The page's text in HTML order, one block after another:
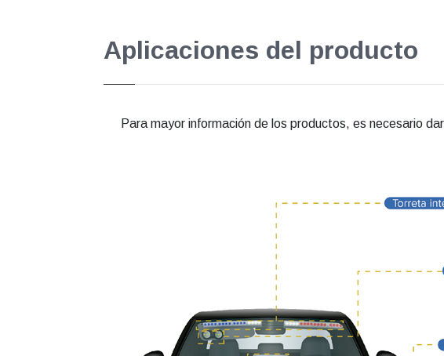
Aplicaciones del producto
Para mayor información de los productos, es necesario